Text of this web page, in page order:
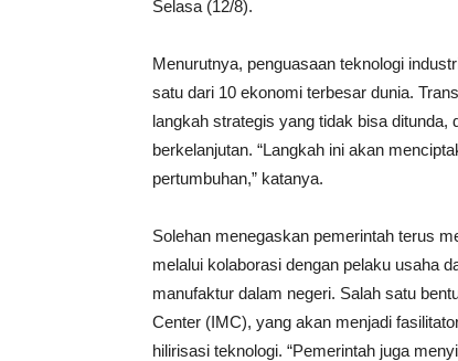
Selasa (12/8).
Menurutnya, penguasaan teknologi
satu dari 10 ekonomi terbesar dunia.
langkah strategis yang tidak bisa
berkelanjutan. “Langkah ini akan
pertumbuhan,” katanya.
Solehan menegaskan pemerintah terus
melalui kolaborasi dengan pelaku usaha
manufaktur dalam negeri. Salah satu
Center (IMC), yang akan menjadi
hilirisasi teknologi. “Pemerintah juga